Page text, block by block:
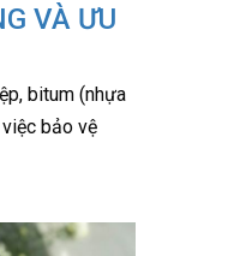
VÀ ƯU
bitum (nhựa
bảo vệ